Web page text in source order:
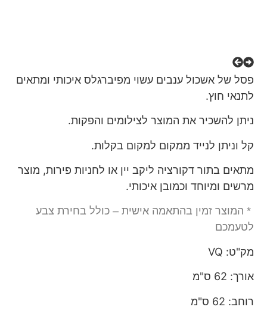
פסל של אשכול ענבים עשוי מפיברגלס איכותי ומתאים
לתנאי חוץ.
ניתן להשכיר את המוצר לצילומים והפקות.
קל וניתן לנייד ממקום למקום בקלות.
מתאים בתור דקורציה ליקב יין או לחניות פירות, מוצר
מרשים ומיוחד וכמובן איכותי.
* המוצר זמין בהתאמה אישית – כולל בחירת צבע
לטעמכם
מק"ט: VQ
אורך: 62 ס"מ
רוחב: 62 ס"מ